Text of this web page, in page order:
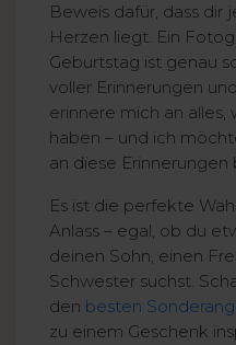
Beweis dafür, dass dir
Herzen liegt. Ein
Geburtstag ist genau
voller Erinnerungen
erinnere mich an
haben – und ich
an diese Erinnerungen
Es ist die perfekte
Anlass – egal, ob du
deinen Sohn, einen
Schwester suchst.
den besten
zu einem Geschenk